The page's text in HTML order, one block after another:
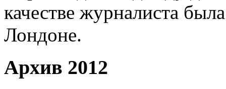
качестве журналиста
Лондоне.
Архив 2012